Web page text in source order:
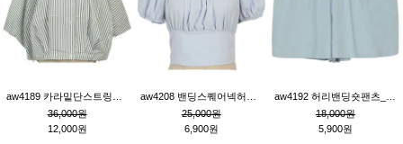
36,000원
12,000원
25,000원
6,900원
18,000원
5,900원